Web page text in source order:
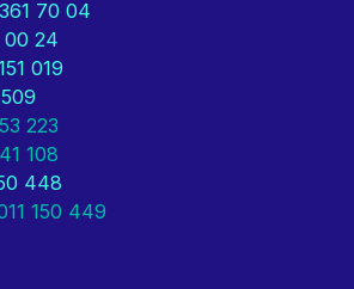
70 04
24
019
223
108
448
150 449